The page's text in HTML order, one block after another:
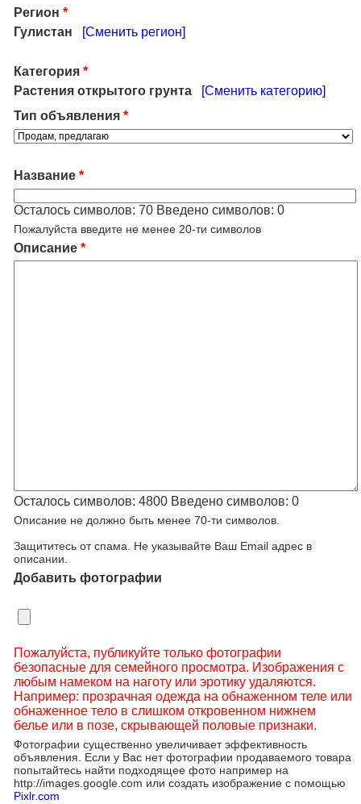
Регион *
Гулистан
[Сменить регион]
Категория *
Растения открытого грунта
[Сменить категорию]
Тип объявления *
Название *
Осталось символов: 70 Введено символов: 0
Пожалуйста введите не менее 20-ти символов
Описание *
Осталось символов: 4800 Введено символов: 0
Описание не должно быть менее 70-ти символов.
Защититесь от спама. Не указывайте Ваш Email адрес в
описании.
Добавить фотографии
Пожалуйста, публикуйте только фотографии
безопасные для семейного просмотра. Изображения с
любым намеком на наготу или эротику удаляются.
Например: прозрачная одежда на обнаженном теле или
обнаженное тело в слишком откровенном нижнем
белье или в позе, скрывающей половые признаки.
Фотографии существенно увеличивает эффективность
объявления. Если у Вас нет фотографии продаваемого товара
попытайтесь найти подходящее фото например на
http://images.google.com или создать изображение с помощью
Pixlr.com